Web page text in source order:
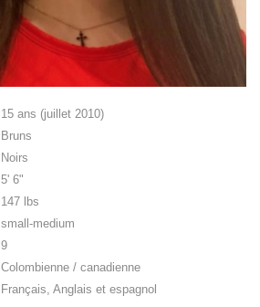
15 ans (juillet 2010)
Bruns
Noirs
5' 6"
147 lbs
small-medium
9
Colombienne / canadienne
Français, Anglais et espagnol